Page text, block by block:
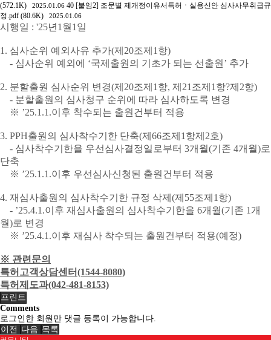
(572.1K)
2025.01.06 40 [붙임2] 조문별 제개정이유서특허ㆍ실용신안 심사사무취급규
정.pdf (80.6K)
2025.01.06
시행일 : '25년1월1일
1. 심사순위 예외사유 추가(제20조제1항)
- 심사순위 예외에 ‘국제출원의 기초가 되는 선출원’ 추가
2. 분할출원 심사순위 변경(제20조제1항, 제21조제1항?제2항)
- 분할출원의 심사청구 순위에 따라 심사하도록 변경
※ ’25.1.1.이후 착수되는 출원건부터 적용
3. PPH출원의 심사착수기한 단축(제66조제1항제2호)
- 심사착수기한을 우선심사결정일로부터 3개월(기존 4개월)로
단축
※ ’25.1.1.이후 우선심사신청된 출원건부터 적용
4. 재심사출원의 심사착수기한 규정 삭제(제55조제1항)
- ’25.4.1.이후 재심사출원의 심사착수기한을 6개월(기존 1개
월)로 변경
※ ’25.4.1.이후 재심사 착수되는 출원건부터 적용(예정)
※ 관련문의
특허고객상담센터(1544-8080)
특허제도과(042-481-8153)
프린트
Comments
로그인한 회원만 댓글 등록이 가능합니다.
이전
다음 목록